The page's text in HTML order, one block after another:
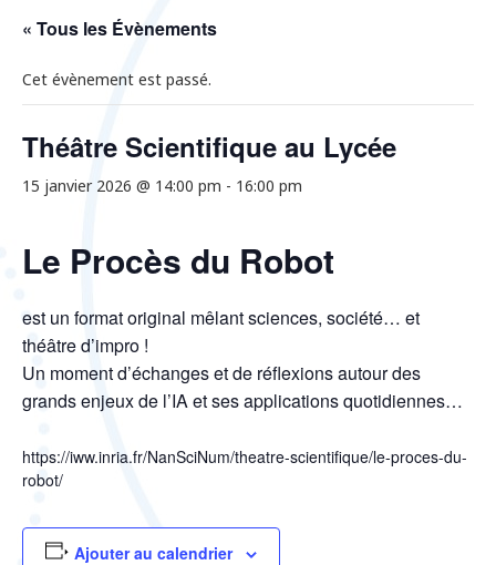
« Tous les Évènements
Cet évènement est passé.
Théâtre Scientifique au Lycée
15 janvier 2026 @ 14:00 pm - 16:00 pm
Le Procès du Robot
est un format original mêlant sciences, société… et
théâtre d’impro !
Un moment d’échanges et de réflexions autour des
grands enjeux de l’IA et ses applications quotidiennes…
https://iww.inria.fr/NanSciNum/theatre-scientifique/le-proces-du-
robot/
Ajouter au calendrier